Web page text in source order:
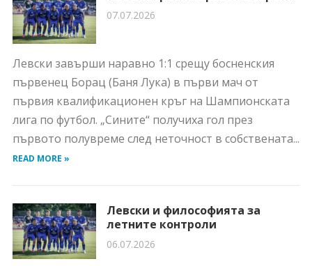
07.07.2026
Левски завърши наравно 1:1 срещу босненския
първенец Борац (Баня Лука) в първи мач от
първия квалификационен кръг на Шампионската
лига по футбол. „Сините“ получиха гол през
първото полувреме след неточност в собствената...
READ MORE »
Левски и философията за
летните контроли
06.07.2026